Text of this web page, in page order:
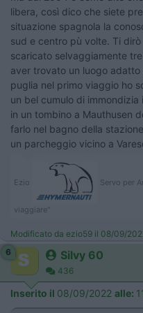
libera, così dico che siete
situazione spagnola la
sud e centro pù volte. Ti
scaricato selvaggiamente
aver trovato un luogo
puglia nel primo viaggio ho
un bel cumulo di
in un tombino a Mauthusen
farlo nel bagno della
un parcheggio vicino a
Ezio Servo per
viaggiare"
Modificato da ezio59 il 08/09/
6
Silvy 60
436
Inserito il 08/09/2022 alle: